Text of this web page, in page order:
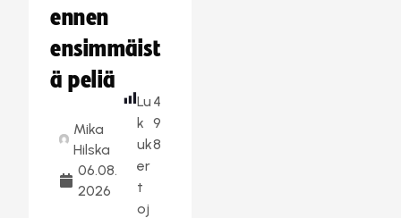
ennen
ensimmäist
ä peliä
Mika
Hilska
06.08.
2026
Lu
k
uk
er
t
oj
4
9
8